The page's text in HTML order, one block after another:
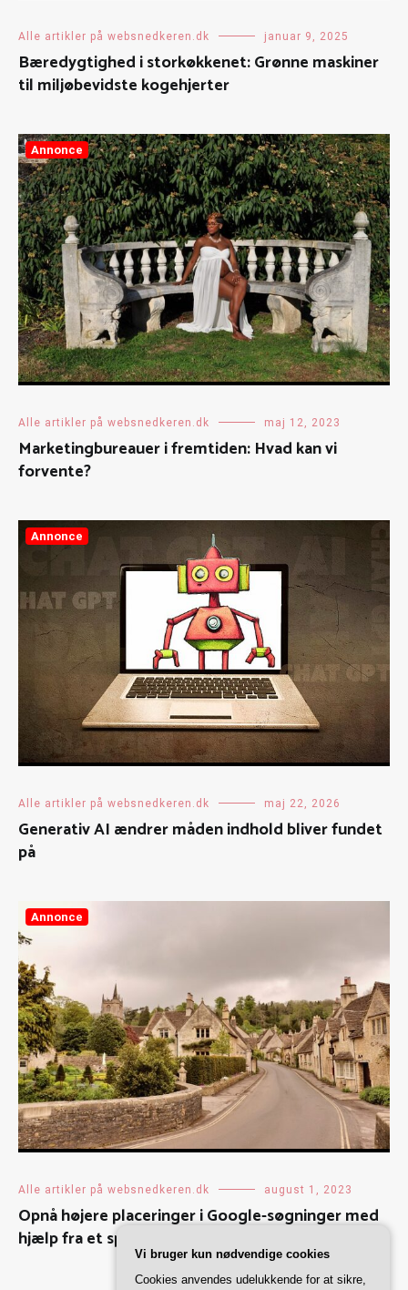
Alle artikler på websnedkeren.dk januar 9, 2025
Bæredygtighed i storkøkkenet: Grønne maskiner
til miljøbevidste kogehjerter
Annonce
Alle artikler på websnedkeren.dk maj 12, 2023
Marketingbureauer i fremtiden: Hvad kan vi
forvente?
Annonce
Alle artikler på websnedkeren.dk maj 22, 2026
Generativ AI ændrer måden indhold bliver fundet
på
Annonce
Alle artikler på websnedkeren.dk august 1, 2023
Opnå højere placeringer i Google-søgninger med
hjælp fra et specialiseret SEO bureau
Vi bruger kun nødvendige cookies
Cookies anvendes udelukkende for at sikre,